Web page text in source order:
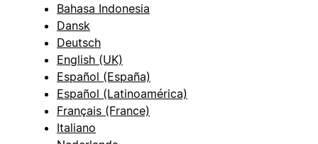
Bahasa Indonesia
Dansk
Deutsch
English (UK)
Español (España)
Español (Latinoamérica)
Français (France)
Italiano